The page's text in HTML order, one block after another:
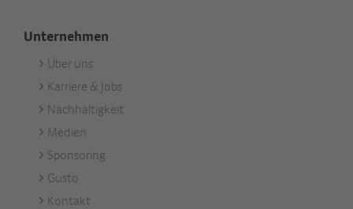
Unternehmen
Footer
Unternehmen
Über uns
Karriere & Jobs
Nachhaltigkeit
Medien
Sponsoring
Gusto
Kontakt